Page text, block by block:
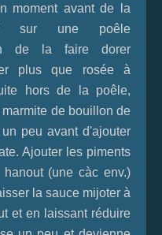
moment avant de la
sur une poêle
de la faire dorer
plus que rosée à
hors de la poêle,
de bouillon de
peu avant d'ajouter
Ajouter les piments
(une càc env.)
la sauce mijoter à
et en laissant réduire